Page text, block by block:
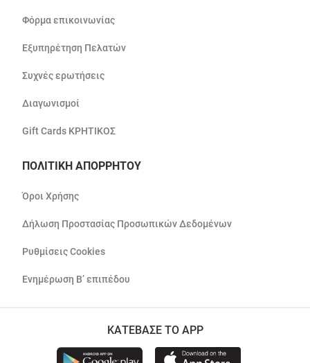
Φόρμα επικοινωνίας
Εξυπηρέτηση Πελατών
Συχνές ερωτήσεις
Διαγωνισμοί
Gift Cards ΚΡΗΤΙΚΟΣ
ΠΟΛΙΤΙΚΗ ΑΠΟΡΡΗΤΟΥ
Όροι Χρήσης
Δήλωση Προστασίας Προσωπικών Δεδομένων
Ρυθμίσεις Cookies
Ενημέρωση Β’ επιπέδου
ΚΑΤΕΒΑΣΕ ΤΟ APP